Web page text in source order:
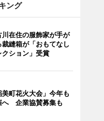
ング
川在住の服飾家が手が
裁縫箱が「おもてなし
クション」受賞
美町花火大会」今年も
へ 企業協賛募集も